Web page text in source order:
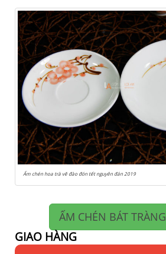
Ấm chén hoa trà vẽ đào đón tết nguyên đán 2019
ẤM CHÉN BÁT TRÀNG
GIAO HÀNG